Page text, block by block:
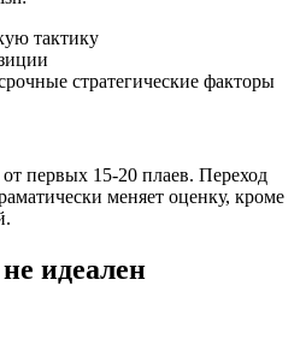
тактику
стратегические факторы
первых 15-20 плаев. Переход
меняет оценку, кроме
идеален